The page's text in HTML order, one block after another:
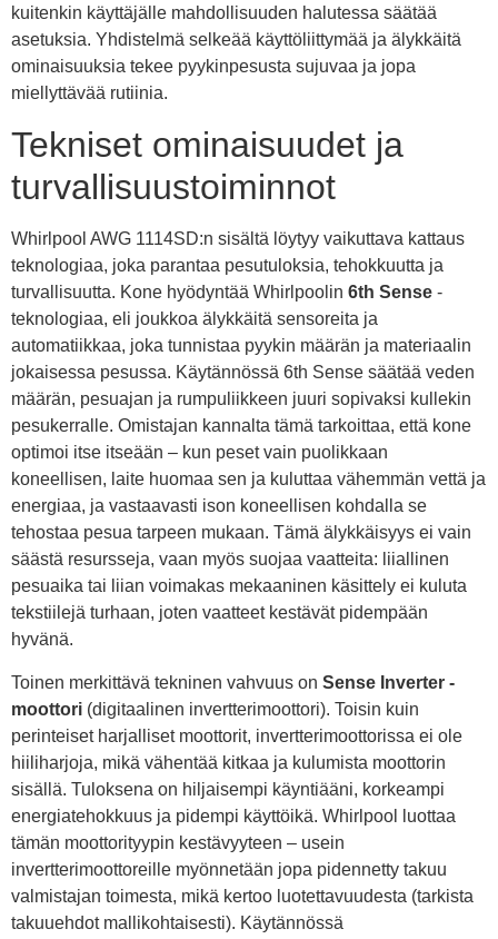
kuitenkin käyttäjälle mahdollisuuden halutessa säätää
asetuksia. Yhdistelmä selkeää käyttöliittymää ja älykkäitä
ominaisuuksia tekee pyykinpesusta sujuvaa ja jopa
miellyttävää rutiinia.
Tekniset ominaisuudet ja
turvallisuustoiminnot
Whirlpool AWG 1114SD:n sisältä löytyy vaikuttava kattaus
teknologiaa, joka parantaa pesutuloksia, tehokkuutta ja
turvallisuutta. Kone hyödyntää Whirlpoolin 6th Sense -
teknologiaa, eli joukkoa älykkäitä sensoreita ja
automatiikkaa, joka tunnistaa pyykin määrän ja materiaalin
jokaisessa pesussa. Käytännössä 6th Sense säätää veden
määrän, pesuajan ja rumpuliikkeen juuri sopivaksi kullekin
pesukerralle. Omistajan kannalta tämä tarkoittaa, että kone
optimoi itse itseään – kun peset vain puolikkaan
koneellisen, laite huomaa sen ja kuluttaa vähemmän vettä ja
energiaa, ja vastaavasti ison koneellisen kohdalla se
tehostaa pesua tarpeen mukaan. Tämä älykkäisyys ei vain
säästä resursseja, vaan myös suojaa vaatteita: liiallinen
pesuaika tai liian voimakas mekaaninen käsittely ei kuluta
tekstiilejä turhaan, joten vaatteet kestävät pidempään
hyvänä.
Toinen merkittävä tekninen vahvuus on Sense Inverter -
moottori (digitaalinen invertterimoottori). Toisin kuin
perinteiset harjalliset moottorit, invertterimoottorissa ei ole
hiiliharjoja, mikä vähentää kitkaa ja kulumista moottorin
sisällä. Tuloksena on hiljaisempi käyntiääni, korkeampi
energiatehokkuus ja pidempi käyttöikä. Whirlpool luottaa
tämän moottorityypin kestävyyteen – usein
invertterimoottoreille myönnetään jopa pidennetty takuu
valmistajan toimesta, mikä kertoo luotettavuudesta (tarkista
takuuehdot mallikohtaisesti). Käytännössä